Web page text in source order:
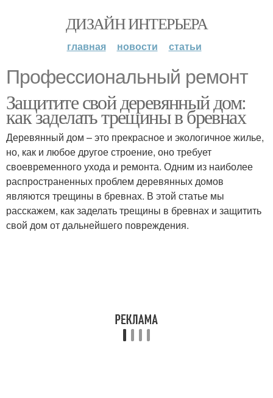
ДИЗАЙН ИНТЕРЬЕРА
главная новости статьи
Профессиональный ремонт
Защитите свой деревянный дом:
как заделать трещины в бревнах
Деревянный дом – это прекрасное и экологичное жилье,
но, как и любое другое строение, оно требует
своевременного ухода и ремонта. Одним из наиболее
распространенных проблем деревянных домов
являются трещины в бревнах. В этой статье мы
расскажем, как заделать трещины в бревнах и защитить
свой дом от дальнейшего повреждения.